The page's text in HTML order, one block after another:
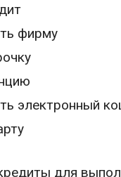
фирму
электронный
для